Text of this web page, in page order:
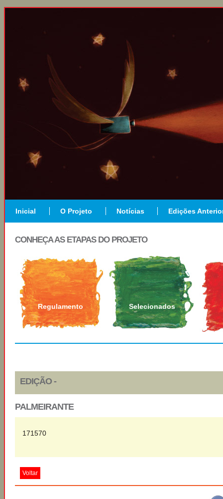
Inicial O Projeto Notícias Edições
CONHEÇA AS ETAPAS DO PROJETO
Regulamento Selecionados
EDIÇÃO -
PALMEIRANTE
171570
Voltar